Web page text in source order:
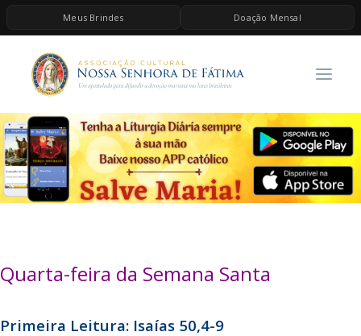
Meus Brindes Doação Mensal
HOME
A ASSOCIAÇÃO
CONTEÚDOS DE MARIA
ESPIRITUALIDADE
AS MELHORES MÚSICAS CATÓLICAS
BRINDES
Quarta-feira da Semana Santa
Primeira Leitura: Isaías 50,4-9